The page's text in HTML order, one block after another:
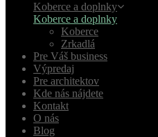
Koberce a doplnky
Koberce a doplnky
Koberce
Zrkadlá
Pre Váš business
Výpredaj
Pre architektov
Kde nás nájdete
Kontakt
O nás
Blog